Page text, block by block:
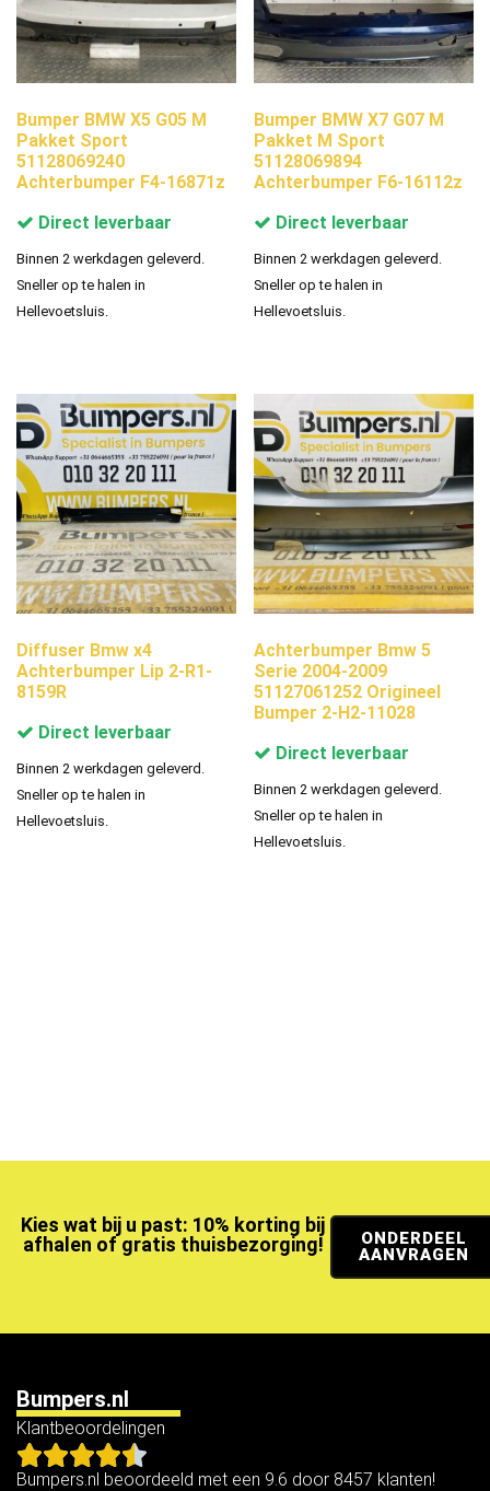
Bumper BMW X5 G05 M
Pakket Sport
51128069240
Achterbumper F4-16871z
Direct leverbaar
Binnen 2 werkdagen geleverd.
Sneller op te halen in
Hellevoetsluis.
Bumper BMW X7 G07 M
Pakket M Sport
51128069894
Achterbumper F6-16112z
Direct leverbaar
Binnen 2 werkdagen geleverd.
Sneller op te halen in
Hellevoetsluis.
Diffuser Bmw x4
Achterbumper Lip 2-R1-
8159R
Direct leverbaar
Binnen 2 werkdagen geleverd.
Sneller op te halen in
Hellevoetsluis.
Achterbumper Bmw 5
Serie 2004-2009
51127061252 Origineel
Bumper 2-H2-11028
Direct leverbaar
Binnen 2 werkdagen geleverd.
Sneller op te halen in
Hellevoetsluis.
Kies wat bij u past: 10% korting bij
afhalen of gratis thuisbezorging!
ONDERDEEL
AANVRAGEN
Bumpers.nl
Klantbeoordelingen
Bumpers.nl beoordeeld met een 9.6 door 8457 klanten!